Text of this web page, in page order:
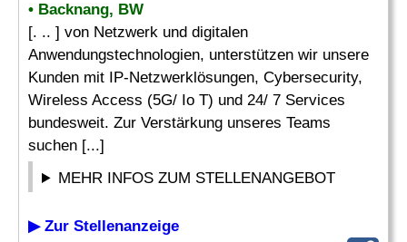
• Backnang, BW
[. .. ] von Netzwerk und digitalen
Anwendungstechnologien, unterstützen wir unsere
Kunden mit IP-Netzwerklösungen, Cybersecurity,
Wireless Access (5G/ Io T) und 24/ 7 Services
bundesweit. Zur Verstärkung unseres Teams
suchen [...]
MEHR INFOS ZUM STELLENANGEBOT
▶ Zur Stellenanzeige